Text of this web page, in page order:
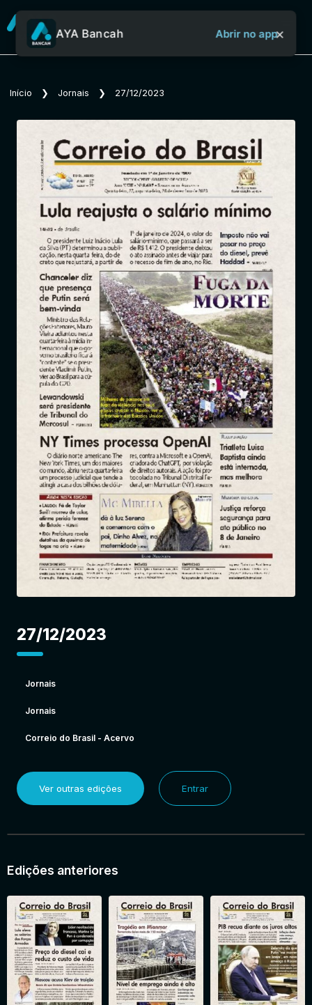
Sobre o Aya Bancah
Início
Revistas
Jornais
Notícias
Entrar
AYA Bancah Abrir no app×
Início ❯ Jornais ❯ 27/12/2023
27/12/2023
Jornais
Jornais
Correio do Brasil - Acervo
Ver outras edições Entrar
Edições anteriores